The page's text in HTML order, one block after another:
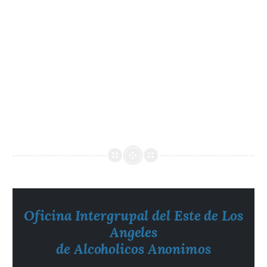
Oficina Intergrupal del Este de Los
Angeles
de Alcoholicos Anonimos